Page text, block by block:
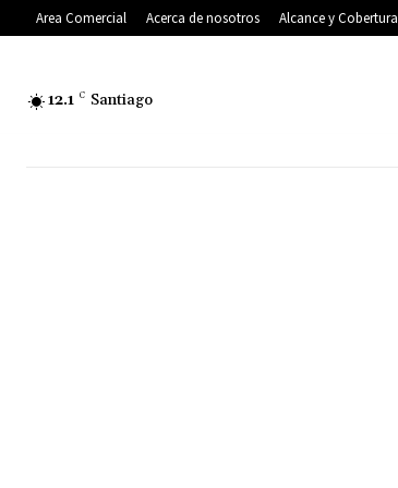
Area Comercial Acerca de nosotros Alcance y Cobertura
12.1 C Santiago